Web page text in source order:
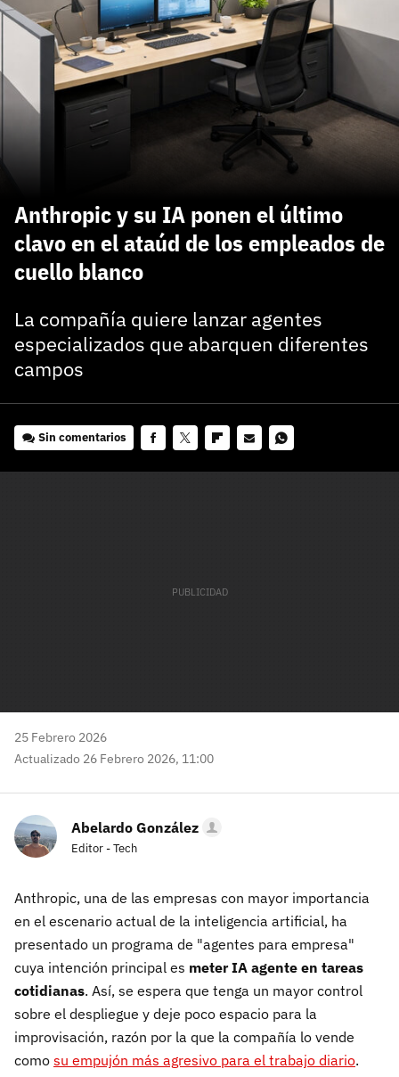
Anthropic y su IA ponen el último
clavo en el ataúd de los empleados de
cuello blanco
La compañía quiere lanzar agentes
especializados que abarquen diferentes
campos
Sin comentarios
25 Febrero 2026
Actualizado 26 Febrero 2026, 11:00
Abelardo González
Editor - Tech
Anthropic, una de las empresas con mayor importancia
en el escenario actual de la inteligencia artificial, ha
presentado un programa de "agentes para empresa"
cuya intención principal es meter IA agente en tareas
cotidianas. Así, se espera que tenga un mayor control
sobre el despliegue y deje poco espacio para la
improvisación, razón por la que la compañía lo vende
como su empujón más agresivo para el trabajo diario.
¿Todavía no tienes cuenta?
Regístrate gratis
El inicio de sesión con Facebook ya no está
Recupera tu acceso con Facebook
carácter inicial), pero no mayúsculas, espacios, tildes
o caracteres especiales.
He leído y acepto la
politica de privacidad y
de participación
Registrarse en 3DJuegos
Entra con Google
Entra en 3DJuegos